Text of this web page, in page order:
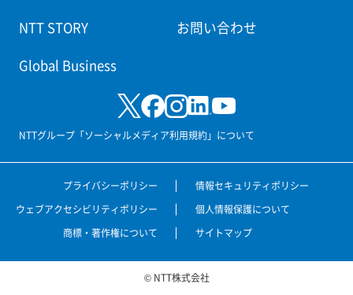
NTT STORY お問い合わせ
Global Business
NTTグループ「ソーシャルメディア利用規約」について
プライバシーポリシー
情報セキュリティポリシー
ウェブアクセシビリティポリシー
個人情報保護について
商標・著作権について
サイトマップ
© NTT株式会社